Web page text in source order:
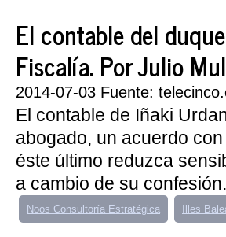
El contable del
Fiscalía. Por Julio
2014-07-03 Fuente:
El contable de Iñaki
abogado, un acuerdo
éste último reduzca
a cambio de su
Noos Consultoría Estratégica Illes